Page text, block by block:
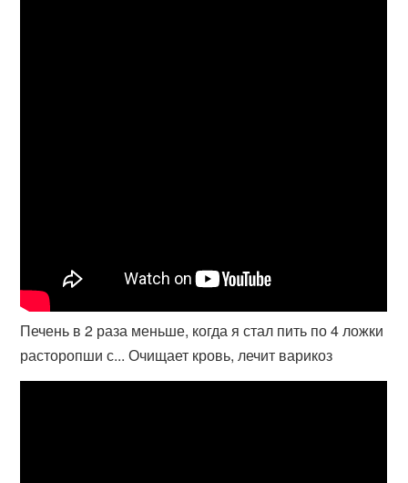
Печень в 2 раза меньше, когда я стал пить по 4 ложки
расторопши с... Очищает кровь, лечит варикоз